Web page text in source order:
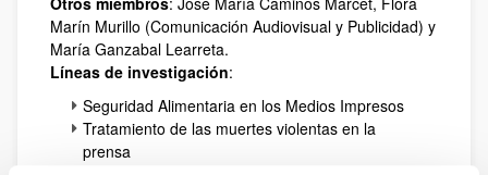
Marín Murillo (Comunicación Audiovisual y Publicidad) y
María Ganzabal Learreta.
Líneas de investigación:
Seguridad Alimentaria en los Medios Impresos
Tratamiento de las muertes violentas en la
prensa